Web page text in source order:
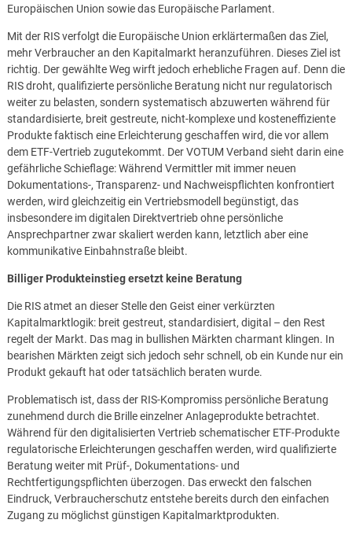
Europäischen Union sowie das Europäische Parlament.
Mit der RIS verfolgt die Europäische Union erklärtermaßen das Ziel,
mehr Verbraucher an den Kapitalmarkt heranzuführen. Dieses Ziel ist
richtig. Der gewählte Weg wirft jedoch erhebliche Fragen auf. Denn die
RIS droht, qualifizierte persönliche Beratung nicht nur regulatorisch
weiter zu belasten, sondern systematisch abzuwerten während für
standardisierte, breit gestreute, nicht-komplexe und kosteneffiziente
Produkte faktisch eine Erleichterung geschaffen wird, die vor allem
dem ETF-Vertrieb zugutekommt. Der VOTUM Verband sieht darin eine
gefährliche Schieflage: Während Vermittler mit immer neuen
Dokumentations-, Transparenz- und Nachweispflichten konfrontiert
werden, wird gleichzeitig ein Vertriebsmodell begünstigt, das
insbesondere im digitalen Direktvertrieb ohne persönliche
Ansprechpartner zwar skaliert werden kann, letztlich aber eine
kommunikative Einbahnstraße bleibt.
Billiger Produkteinstieg ersetzt keine Beratung
Die RIS atmet an dieser Stelle den Geist einer verkürzten
Kapitalmarktlogik: breit gestreut, standardisiert, digital – den Rest
regelt der Markt. Das mag in bullishen Märkten charmant klingen. In
bearishen Märkten zeigt sich jedoch sehr schnell, ob ein Kunde nur ein
Produkt gekauft hat oder tatsächlich beraten wurde.
Problematisch ist, dass der RIS-Kompromiss persönliche Beratung
zunehmend durch die Brille einzelner Anlageprodukte betrachtet.
Während für den digitalisierten Vertrieb schematischer ETF-Produkte
regulatorische Erleichterungen geschaffen werden, wird qualifizierte
Beratung weiter mit Prüf-, Dokumentations- und
Rechtfertigungspflichten überzogen. Das erweckt den falschen
Eindruck, Verbraucherschutz entstehe bereits durch den einfachen
Zugang zu möglichst günstigen Kapitalmarktprodukten.